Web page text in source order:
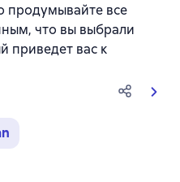
продумывайте все
что вы выбрали
приведет вас к